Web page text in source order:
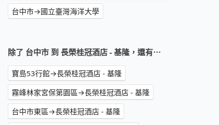
台中市→國立臺灣海洋大學
除了 台中市 到 長榮桂冠酒店 - 基隆，還有⋯
寶島53行館→長榮桂冠酒店 - 基隆
霧峰林家宮保第園區→長榮桂冠酒店 - 基隆
台中市東區→長榮桂冠酒店 - 基隆